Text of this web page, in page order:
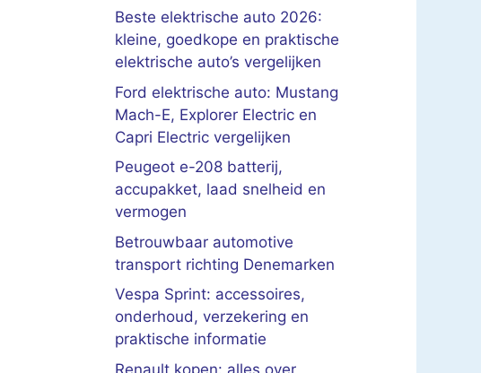
Beste elektrische auto 2026:
kleine, goedkope en praktische
elektrische auto’s vergelijken
Ford elektrische auto: Mustang
Mach-E, Explorer Electric en
Capri Electric vergelijken
Peugeot e-208 batterij,
accupakket, laad snelheid en
vermogen
Betrouwbaar automotive
transport richting Denemarken
Vespa Sprint: accessoires,
onderhoud, verzekering en
praktische informatie
Renault kopen: alles over